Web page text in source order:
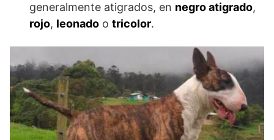
generalmente atigrados, en negro atigrado,
rojo, leonado o tricolor.